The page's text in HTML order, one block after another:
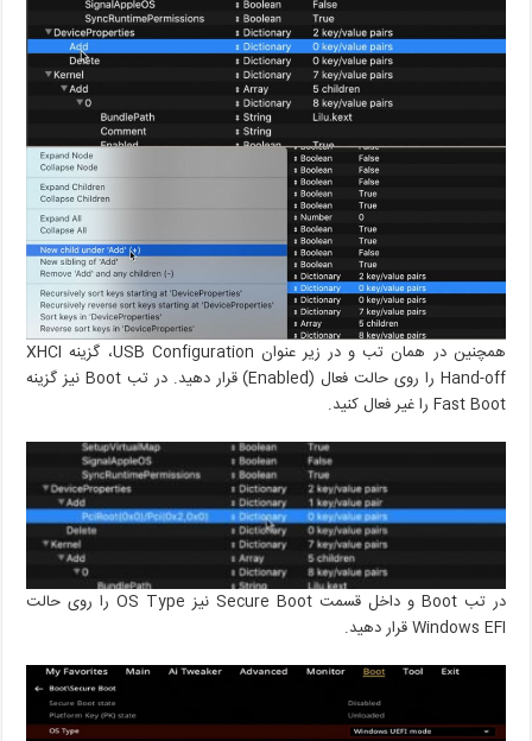
همچنین در همان تب و در زیر عنوان USB Configuration، گزینه XHCI
Hand-off را روی حالت فعال (Enabled) قرار دهید. در تب Boot نیز گزینه
Fast Boot را غیر فعال کنید.
در تب Boot و داخل قسمت Secure Boot نیز OS Type را روی حالت
Windows EFI قرار دهید.